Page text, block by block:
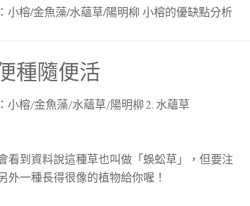
種隨便活
看到資料說這種草也叫做「蜈蚣草」，但要注
一種長得很像的植物給你喔！